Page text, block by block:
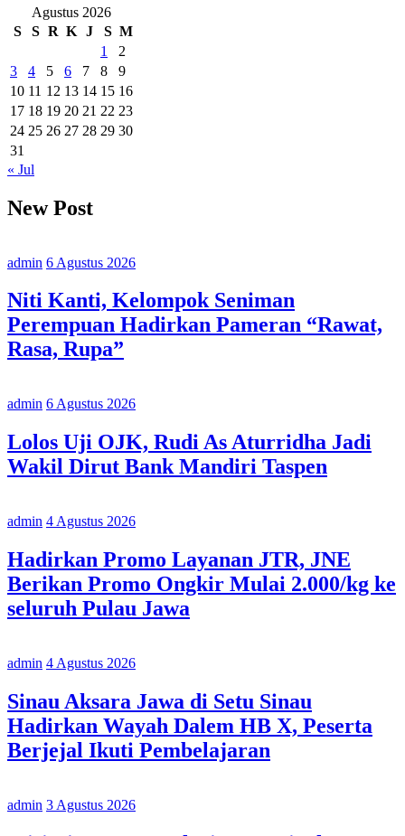
Agustus 2026
S
S R K J S M
1
2
3
4 5 6 7 8
9
10 11 12 13 14 15 16
17 18 19 20 21 22 23
24 25 26 27 28 29 30
31
« Jul
New Post
admin 6 Agustus 2026
Niti Kanti, Kelompok Seniman
Perempuan Hadirkan Pameran “Rawat,
Rasa, Rupa”
admin 6 Agustus 2026
Lolos Uji OJK, Rudi As Aturridha Jadi
Wakil Dirut Bank Mandiri Taspen
admin 4 Agustus 2026
Hadirkan Promo Layanan JTR, JNE
Berikan Promo Ongkir Mulai 2.000/kg ke
seluruh Pulau Jawa
admin 4 Agustus 2026
Sinau Aksara Jawa di Setu Sinau
Hadirkan Wayah Dalem HB X, Peserta
Berjejal Ikuti Pembelajaran
admin 3 Agustus 2026